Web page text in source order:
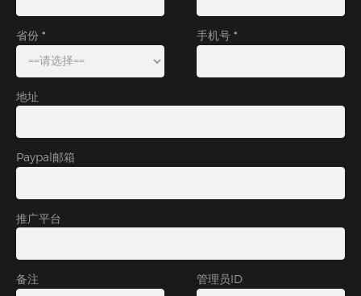
省份 手机号
地址
Paypal邮箱
推广平台
备注 管理员ID